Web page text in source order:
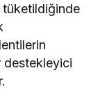
destekleyici